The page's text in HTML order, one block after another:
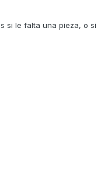
si le falta una pieza, o si